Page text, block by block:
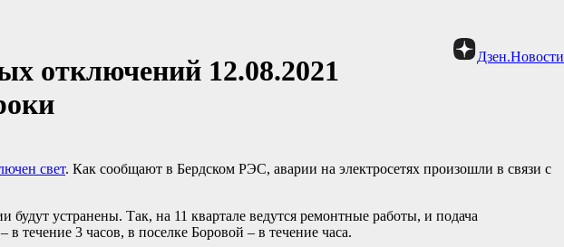
Дзен.Новости
отключений 12.08.2021
свет. Как сообщают в Бердском РЭС, аварии на электросетях произошли в связи с
устранены. Так, на 11 квартале ведутся ремонтные работы, и подача
в течение 3 часов, в поселке Боровой – в течение часа.